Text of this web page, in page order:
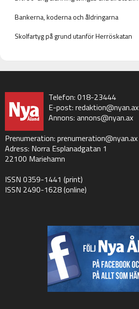
Bankerna, koderna och åldringarna
Skolfartyg på grund utanför Herröskatan
Telefon: 018-23444
E-post: redaktion@nyan.ax
Annons: annons@nyan.ax
Prenumeration: prenumeration@nyan.ax
Adress: Norra Esplanadgatan 1
22100 Mariehamn
ISSN 0359-1441 (print)
ISSN 2490-1628 (online)